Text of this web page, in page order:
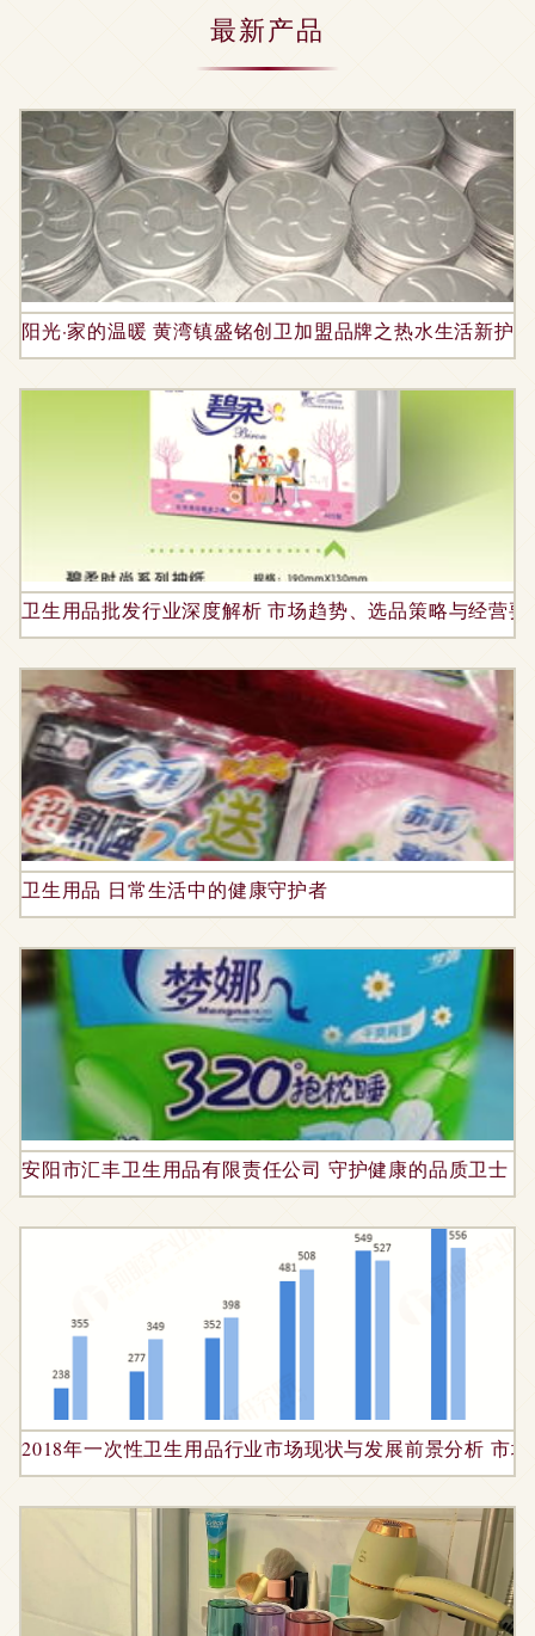
最新产品
阳光·家的温暖 黄湾镇盛铭创卫加盟品牌之热水生活新护理
卫生用品批发行业深度解析 市场趋势、选品策略与经营要
卫生用品 日常生活中的健康守护者
安阳市汇丰卫生用品有限责任公司 守护健康的品质卫士
2018年一次性卫生用品行业市场现状与发展前景分析 市